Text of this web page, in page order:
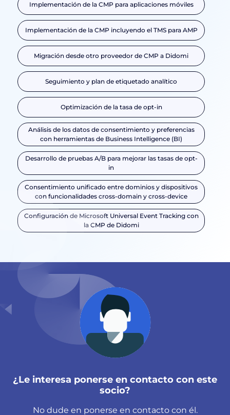
Implementación de la CMP para aplicaciones móviles
Implementación de la CMP incluyendo el TMS para AMP
Migración desde otro proveedor de CMP a Didomi
Seguimiento y plan de etiquetado analítico
Optimización de la tasa de opt-in
Análisis de los datos de consentimiento y preferencias
con herramientas de Business Intelligence (BI)
Desarrollo de pruebas A/B para mejorar las tasas de opt-
in
Consentimiento unificado entre dominios y dispositivos
con funcionalidades cross-domain y cross-device
Configuración de Microsoft Universal Event Tracking con
la CMP de Didomi
¿Le interesa ponerse en contacto con este
socio?
No dude en ponerse en contacto con él.